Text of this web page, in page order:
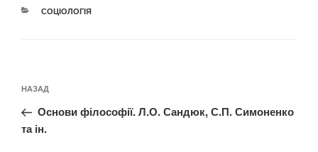
КАТЕГОРІЇ
СОЦІОЛОГІЯ
записів
Попередній
запис:
НАЗАД
Основи філософії. Л.О. Сандюк, С.П. Симоненко
та ін.